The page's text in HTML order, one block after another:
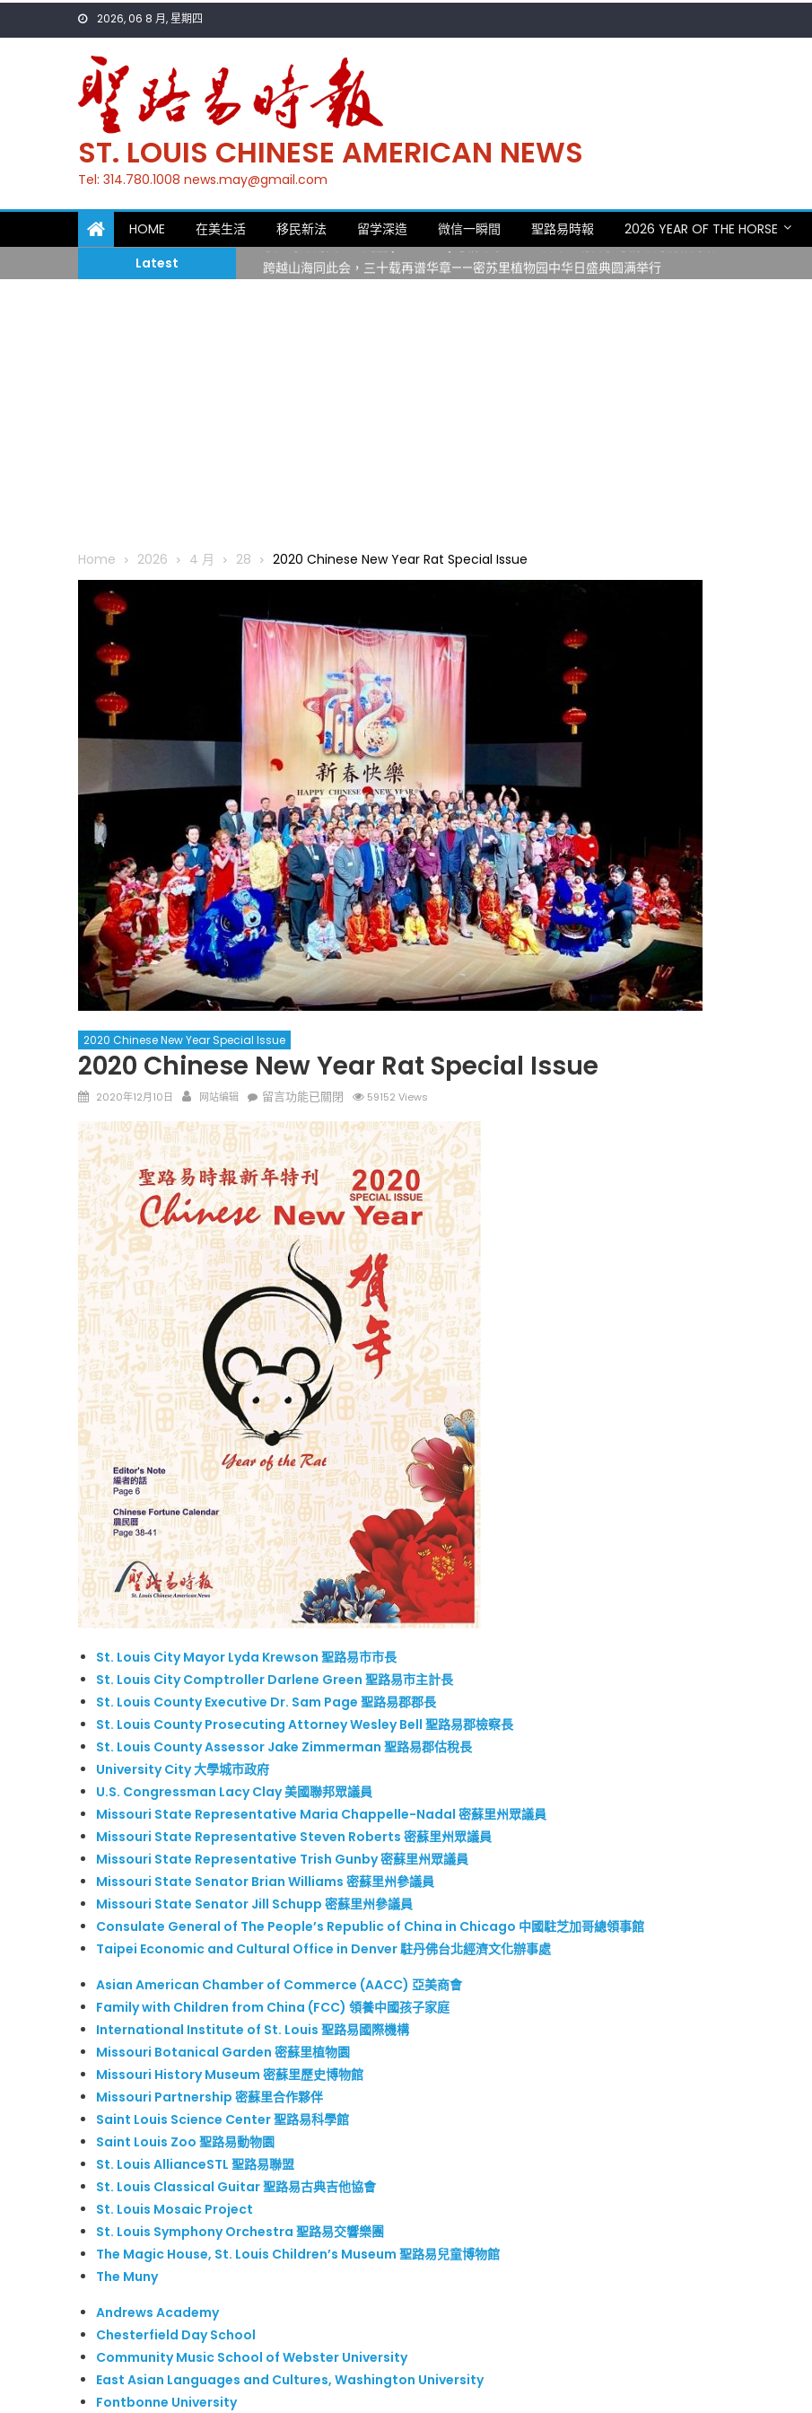
2026, 06 8 月, 星期四
ST. LOUIS CHINESE AMERICAN NEWS
Tel: 314.780.1008 news.may@gmail.com
HOME 在美生活 移民新法 留学深造 微信一瞬間 聖路易時報 2026 YEAR OF THE HORSE
Latest
一晃三十年，初夏又相逢。中华日，等你来赴约 —— 密苏里植物园“中华日三十周年特别报道（五）
筝声与琴韵交汇：刘励(Li Statler)与钢琴家Darek演绎一场古筝与钢琴的精彩对话
跨越山海同此会，三十载再谱华章——密苏里植物园中华日盛典圆满举行
圣路易龙舟俱乐部5月16日龙舟体验日 邀请各界亲身体验划行乐趣 + 水上竞速魅力
Home 2026 4 月 28 2020 Chinese New Year Rat Special Issue
2020 Chinese New Year Special Issue
2020 Chinese New Year Rat Special Issue
Posted
2020年12月10日 Author
网站编辑
在
Chinese
New
Year
Rat
Special
Issue〉
中
留言功能已關閉 59152 Views
St. Louis City Mayor Lyda Krewson 聖路易市市長
St. Louis City Comptroller Darlene Green 聖路易市主計長
St. Louis County Executive Dr. Sam Page 聖路易郡郡長
St. Louis County Prosecuting Attorney Wesley Bell 聖路易郡檢察長
St. Louis County Assessor Jake Zimmerman 聖路易郡估稅長
University City 大學城市政府
U.S. Congressman Lacy Clay 美國聯邦眾議員
Missouri State Representative Maria Chappelle-Nadal 密蘇里州眾議員
Missouri State Representative Steven Roberts 密蘇里州眾議員
Missouri State Representative Trish Gunby 密蘇里州眾議員
Missouri State Senator Brian Williams 密蘇里州參議員
Missouri State Senator Jill Schupp 密蘇里州參議員
Consulate General of The People’s Republic of China in Chicago 中國駐芝加哥總領事館
Taipei Economic and Cultural Office in Denver 駐丹佛台北經濟文化辦事處
Asian American Chamber of Commerce (AACC) 亞美商會
Family with Children from China (FCC) 領養中國孩子家庭
International Institute of St. Louis 聖路易國際機構
Missouri Botanical Garden 密蘇里植物園
Missouri History Museum 密蘇里歷史博物館
Missouri Partnership 密蘇里合作夥伴
Saint Louis Science Center 聖路易科學館
Saint Louis Zoo 聖路易動物園
St. Louis AllianceSTL 聖路易聯盟
St. Louis Classical Guitar 聖路易古典吉他協會
St. Louis Mosaic Project
St. Louis Symphony Orchestra 聖路易交響樂團
The Magic House, St. Louis Children’s Museum 聖路易兒童博物館
The Muny
Andrews Academy
Chesterfield Day School
Community Music School of Webster University
East Asian Languages and Cultures, Washington University
Fontbonne University
圣路易时报 圣路易时报广告
免费健康检查 无需预约 免费赠送血压计供符合
条件者使用 欢迎参加索取! 4月18日星期六 上午
9点至中午 Grace UM Church
圣路易时报 圣路易时报广告
了解您的数字! 3月21日星期六 上午9点至中午
Grace UM Church 免费健康检查